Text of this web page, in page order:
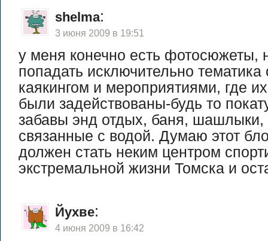
shelma:
3 июня 2009 в 19:51
у меня конечно есть фотосюжеты,
попадать исключительно тематика
каякингом и мероприятиями, где
были задействованы-будь то
забавы энд отдых, баня, шашлыки,
связанные с водой. Думаю этот
должен стать неким центром
экстремальной жизни Томска и
Йухве:
4 июня 2009 в 16:42